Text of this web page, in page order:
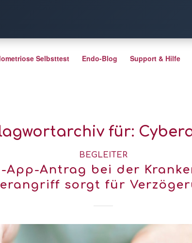
Selbsttest Endo-Blog Support & Hilfe
für:
BEGLEITER
App-Antrag bei der
sorgt für